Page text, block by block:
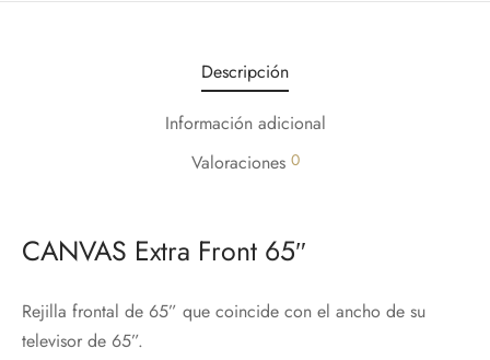
Descripción
Información adicional
Valoraciones 0
CANVAS Extra Front 65″
Rejilla frontal de 65” que coincide con el ancho de su
televisor de 65”.